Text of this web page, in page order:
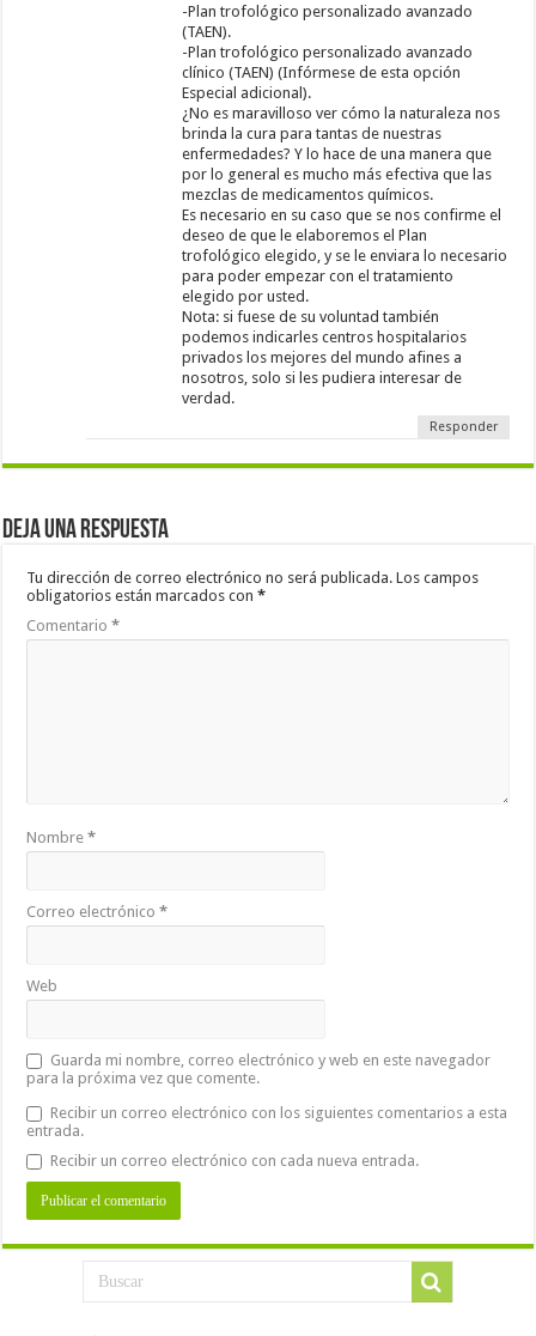
-Plan trofológico personalizado avanzado
(TAEN).
-Plan trofológico personalizado avanzado
clínico (TAEN) (Infórmese de esta opción
Especial adicional).
¿No es maravilloso ver cómo la naturaleza nos
brinda la cura para tantas de nuestras
enfermedades? Y lo hace de una manera que
por lo general es mucho más efectiva que las
mezclas de medicamentos químicos.
Es necesario en su caso que se nos confirme el
deseo de que le elaboremos el Plan
trofológico elegido, y se le enviara lo necesario
para poder empezar con el tratamiento
elegido por usted.
Nota: si fuese de su voluntad también
podemos indicarles centros hospitalarios
privados los mejores del mundo afines a
nosotros, solo si les pudiera interesar de
verdad.
Responder
Deja una respuesta
Tu dirección de correo electrónico no será publicada. Los campos
obligatorios están marcados con*
Comentario*
Nombre*
Correo electrónico*
Web
Guarda mi nombre, correo electrónico y web en este navegador
para la próxima vez que comente.
Recibir un correo electrónico con los siguientes comentarios a esta
entrada.
Recibir un correo electrónico con cada nueva entrada.